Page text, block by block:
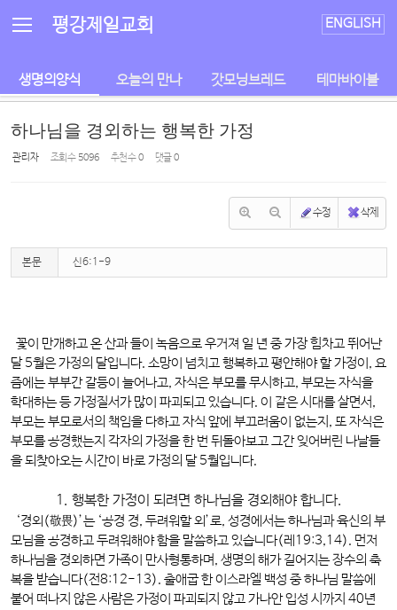
평강제일교회 ENGLISH
생명의양식 오늘의 만나 갓모닝브레드 테마바이블
하나님을 경외하는 행복한 가정
관리자 조회 수 5096 추천 수0 댓글0
수정 삭제
본문 신6:1-9
꽃이 만개하고 온 산과 들이 녹음으로 우거져 일 년 중 가장 힘차고 뛰어난
달 5월은 가정의 달입니다. 소망이 넘치고 행복하고 평안해야 할 가정이, 요
즘에는 부부간 갈등이 늘어나고, 자식은 부모를 무시하고, 부모는 자식을
학대하는 등 가정질서가 많이 파괴되고 있습니다. 이 같은 시대를 살면서,
부모는 부모로서의 책임을 다하고 자식 앞에 부끄러움이 없는지, 또 자식은
부모를 공경했는지 각자의 가정을 한 번 뒤돌아보고 그간 잊어버린 나날들
을 되찾아오는 시간이 바로 가정의 달 5월입니다.
1. 행복한 가정이 되려면 하나님을 경외해야 합니다.
‘경외(敬畏)’는 ‘공경 경, 두려워할 외’로, 성경에서는 하나님과 육신의 부
모님을 공경하고 두려워해야 함을 말씀하고 있습니다(레19:3,14). 먼저
하나님을 경외하면 가족이 만사형통하며, 생명의 해가 길어지는 장수의 축
복을 받습니다(전8:12-13). 출애굽 한 이스라엘 백성 중 하나님 말씀에
붙어 떠나지 않은 사람은 가정이 파괴되지 않고 가나안 입성 시까지 40년